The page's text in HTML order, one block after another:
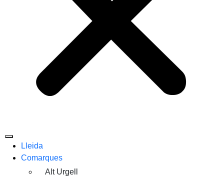
Lleida
Comarques
Alt Urgell